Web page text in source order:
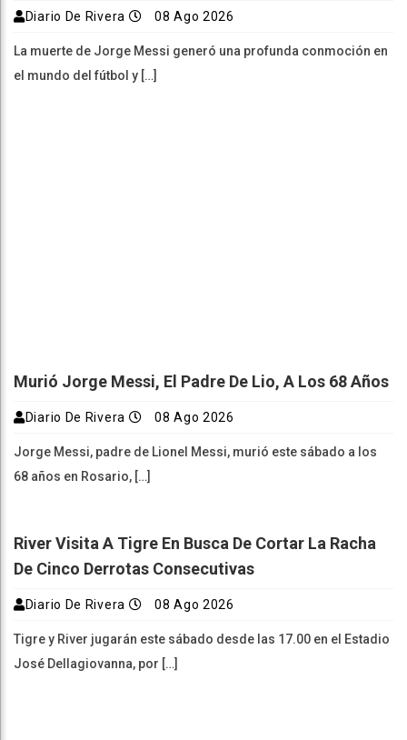
Diario De Rivera 08 Ago 2026
La muerte de Jorge Messi generó una profunda conmoción en
el mundo del fútbol y […]
Murió Jorge Messi, El Padre De Lio, A Los 68 Años
Diario De Rivera 08 Ago 2026
Jorge Messi, padre de Lionel Messi, murió este sábado a los
68 años en Rosario, […]
River Visita A Tigre En Busca De Cortar La Racha
De Cinco Derrotas Consecutivas
Diario De Rivera 08 Ago 2026
Tigre y River jugarán este sábado desde las 17.00 en el Estadio
José Dellagiovanna, por […]